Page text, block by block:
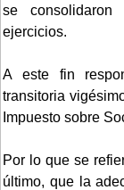
se
ejercicios.
A este fin
transitoria
Impuesto sobre
Por lo que se
último, que la